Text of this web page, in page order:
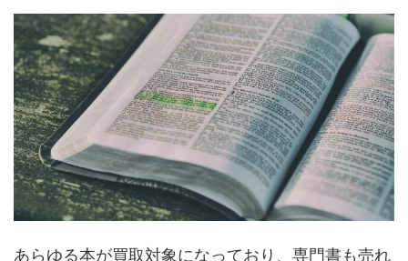
あらゆる本が買取対象になっており、専門書も売れ